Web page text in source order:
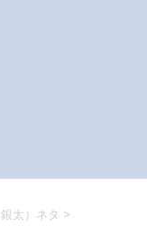
太）ネタ >